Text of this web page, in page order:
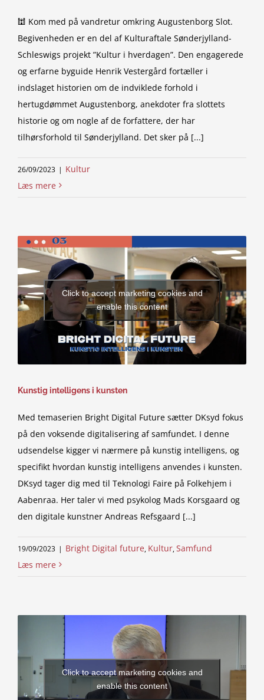
🕍 Kom med på vandretur omkring Augustenborg Slot.
Begivenheden er en del af Kulturaftale Sønderjylland-
Schleswigs projekt ”Kultur i hverdagen”. Den engagerede
og erfarne byguide Henrik Vestergård fortæller i
indslaget historien om de indviklede forhold i
hertugdømmet Augustenborg, anekdoter fra slottets
historie og om nogle af de forfattere, der har
tilhørsforhold til Sønderjylland. Det sker på [...]
26/09/2023 | Kultur
Læs mere
Click to accept marketing cookies and
enable this content
Kunstig intelligens i kunsten
Med temaserien Bright Digital Future sætter DKsyd fokus
på den voksende digitalisering af samfundet. I denne
udsendelse kigger vi nærmere på kunstig intelligens, og
specifikt hvordan kunstig intelligens anvendes i kunsten.
DKsyd tager dig med til Teknologi Faire på Folkehjem i
Aabenraa. Her taler vi med psykolog Mads Korsgaard og
den digitale kunstner Andreas Refsgaard [...]
19/09/2023 | Bright Digital future, Kultur,Samfund
Læs mere
Click to accept marketing cookies and
enable this content